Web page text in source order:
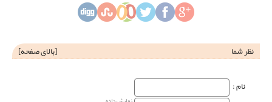
نظر شما [بالای صفحه]
نام‌ :